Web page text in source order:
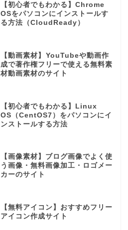
【初心者でもわかる】Chrome
OSをパソコンにインストールす
る方法（CloudReady）
【動画素材】YouTubeや動画作
成で著作権フリーで使える無料素
材動画素材のサイト
【初心者でもわかる】Linux
OS（CentOS7）をパソコンにイ
ンストールする方法
【画像素材】ブログ画像でよく使
う画像・無料画像加工・ロゴメー
カーのサイト
【無料アイコン】おすすめフリー
アイコン作成サイト